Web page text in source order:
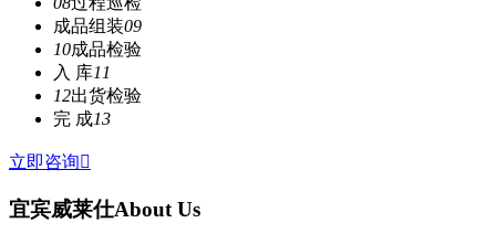
成品组装09
10成品检验
入 库11
12出货检验
完 成13
立即咨询
宜宾威莱仕About Us